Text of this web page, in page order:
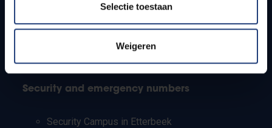
Selectie toestaan
Weigeren
PhD students
Teachers and secondary schools
Working students
Security and emergency numbers
Security Campus in Etterbeek